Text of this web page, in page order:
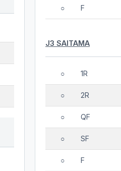
○ F
J3 SAITAMA
○ 1R
○ 2R
○ QF
○ SF
○ F